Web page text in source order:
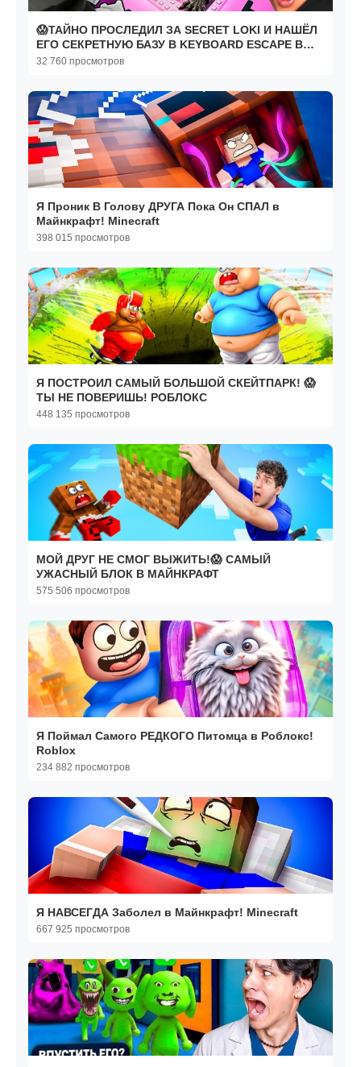
😱ТАЙНО ПРОСЛЕДИЛ ЗА SECRET LOKI И НАШЁЛ
ЕГО СЕКРЕТНУЮ БАЗУ В KEYBOARD ESCAPE В
РОБЛОКС!
32 760 просмотров
Я Проник В Голову ДРУГА Пока Он СПАЛ в
Майнкрафт! Minecraft
398 015 просмотров
Я ПОСТРОИЛ САМЫЙ БОЛЬШОЙ СКЕЙТПАРК! 😱
ТЫ НЕ ПОВЕРИШЬ! РОБЛОКС
448 135 просмотров
МОЙ ДРУГ НЕ СМОГ ВЫЖИТЬ!😱 САМЫЙ
УЖАСНЫЙ БЛОК В МАЙНКРАФТ
575 506 просмотров
Я Поймал Самого РЕДКОГО Питомца в Роблокс!
Roblox
234 882 просмотров
Я НАВСЕГДА Заболел в Майнкрафт! Minecraft
667 925 просмотров